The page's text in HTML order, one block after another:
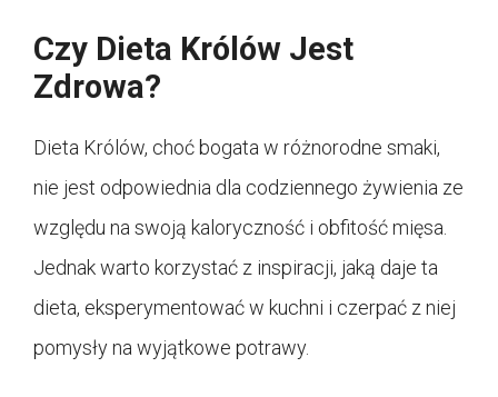
Czy Dieta Królów Jest
Zdrowa?
Dieta Królów, choć bogata w różnorodne smaki,
nie jest odpowiednia dla codziennego żywienia ze
względu na swoją kaloryczność i obfitość mięsa.
Jednak warto korzystać z inspiracji, jaką daje ta
dieta, eksperymentować w kuchni i czerpać z niej
pomysły na wyjątkowe potrawy.